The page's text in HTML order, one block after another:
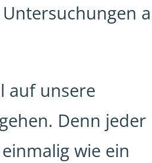
auf unsere
Denn jeder
wie ein